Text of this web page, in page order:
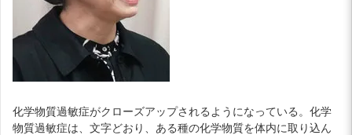
化学物質過敏症がクローズアップされるようになっている。化学
物質過敏症は、文字どおり、ある種の化学物質を体内に取り込ん